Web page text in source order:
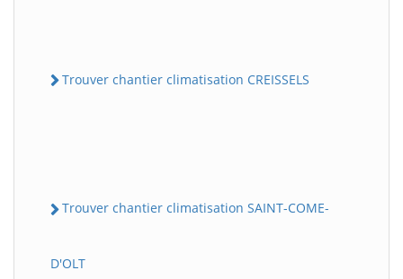
Trouver chantier climatisation CREISSELS
Trouver chantier climatisation SAINT-COME-
D'OLT